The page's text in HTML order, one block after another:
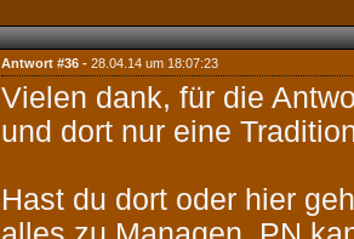
Antwort #36 - 28.04.14 um 18:07:23
Vielen dank, für die
und dort nur eine
Hast du dort oder hier